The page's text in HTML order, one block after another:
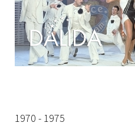
1970 - 1975